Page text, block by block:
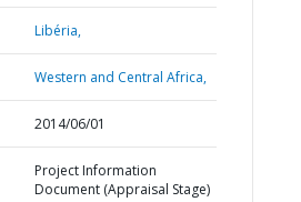
Libéria,
Western and Central Africa,
2014/06/01
Project Information
Document (Appraisal Stage)